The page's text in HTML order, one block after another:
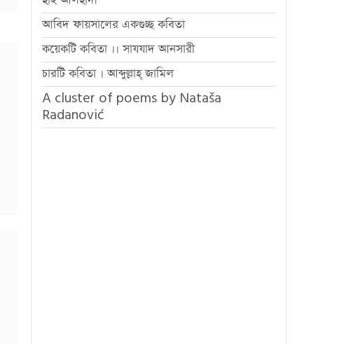
আবিদ ফায়সালের একগুচ্ছ কবিতা
কয়েকটি কবিতা ।। সাযযাদ আনসারী
চারটি কবিতা । আব্দুল্লাহ্ জামিল
A cluster of poems by Nataša
Radanović